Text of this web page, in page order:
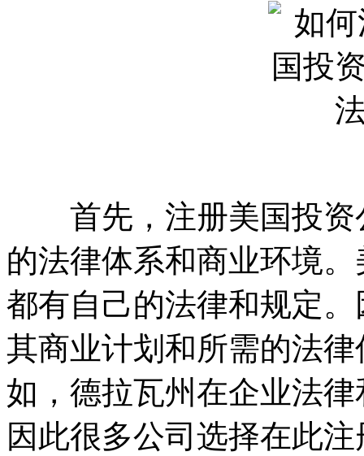
首先，注册美国投资
的法律体系和商业环境
都有自己的法律和规定
其商业计划和所需的法
如，德拉瓦州在企业法
因此很多公司选择在此注